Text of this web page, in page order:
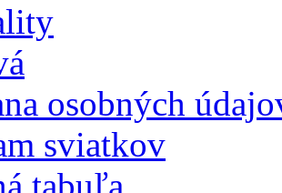
osobných
sviatkov
tabuľa